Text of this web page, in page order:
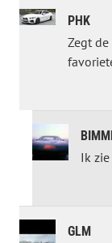
PHK
Zegt
Ik
GLM